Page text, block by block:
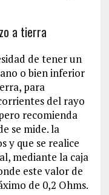
a tierra
de tener un
o bien inferior
para
del rayo
recomienda
se mide. la
y que se realice
mediante la caja
este valor de
de 0,2 Ohms.